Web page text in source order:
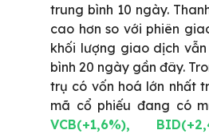
trung bình 10 ngày.
cao hơn so với phiên
khối lượng giao dịch
bình 20 ngày gần đây.
trụ có vốn hoá lớn nhất
mã cổ phiếu đang có
VCB(+1,6%),